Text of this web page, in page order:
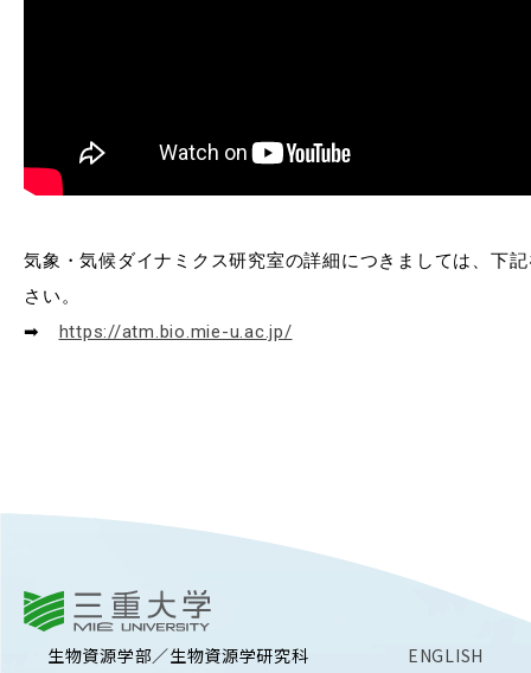
附属教育研究施設
BULLETIN
生物資源学研究科紀要
気象・気候ダイナミクス研究室の詳細につきましては、下
さい。
➡ https://atm.bio.mie-u.ac.jp/
生物資源学部／生物資源学研究科 ENGLISH